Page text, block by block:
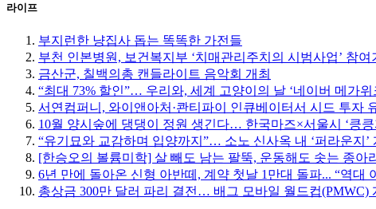
라이프
부지런한 냥집사 돕는 똑똑한 가전들
부천 인본병원, 보건복지부 ‘치매관리주치의 시범사업’ 참여
금산군, 칠백의총 캔들라이트 음악회 개최
“최대 73% 할인”… 우리와, 세계 고양이의 날 ‘네이버 메가위
서연컴퍼니, 와이앤아처·콴티파이 인큐베이터서 시드 투자
10월 양시숲에 댕댕이 정원 생긴다… 한국마즈×서울시 ‘킁킁
“유기묘와 교감하며 입양까지”… 소노 신사옥 내 ‘퍼라운지’
[한승오의 볼륨미학] 살 빼도 남는 팔뚝, 운동해도 솟는 종
6년 만에 돌아온 신형 아반떼, 계약 첫날 1만대 돌파... “역대
총상금 300만 달러 파리 결전… 배그 모바일 월드컵(PMWC)